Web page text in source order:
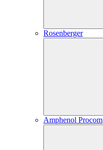
Rosenberger
Amphenol Procom